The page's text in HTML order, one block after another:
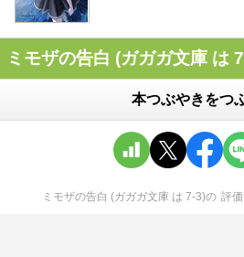
ミモザの告白 (ガガガ文庫 は
本つぶやきをつ
ミモザの告白 (ガガガ文庫 は 7-3)の 評価